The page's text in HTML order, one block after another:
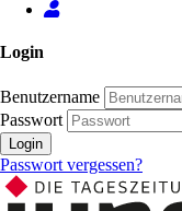
Login
Benutzername
Passwort
Login
Passwort vergessen?